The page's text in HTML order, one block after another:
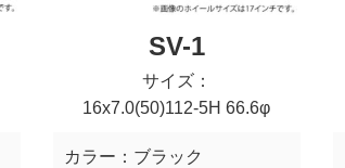
SV-1
サイズ：
16x7.0(50)112-5H 66.6φ
カラー： ブラック